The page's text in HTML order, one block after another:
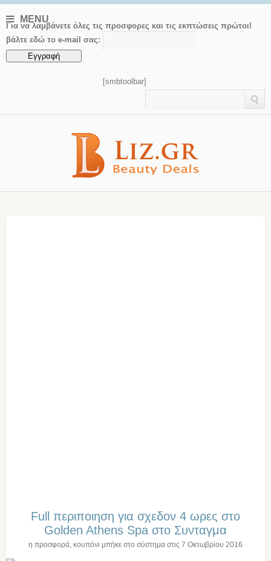
MENU
Για να λαμβάνετε όλες τις προσφορες και τις εκπτώσεις πρώτοι!
βάλτε εδώ το e-mail σας:
[smbtoolbar]
Full περιποιηση για σχεδον 4 ωρες στο
Golden Athens Spa στο Συνταγμα
η προσφορά, κουπόνι μπήκε στο σύστημα στις 7 Οκτωβρίου 2016